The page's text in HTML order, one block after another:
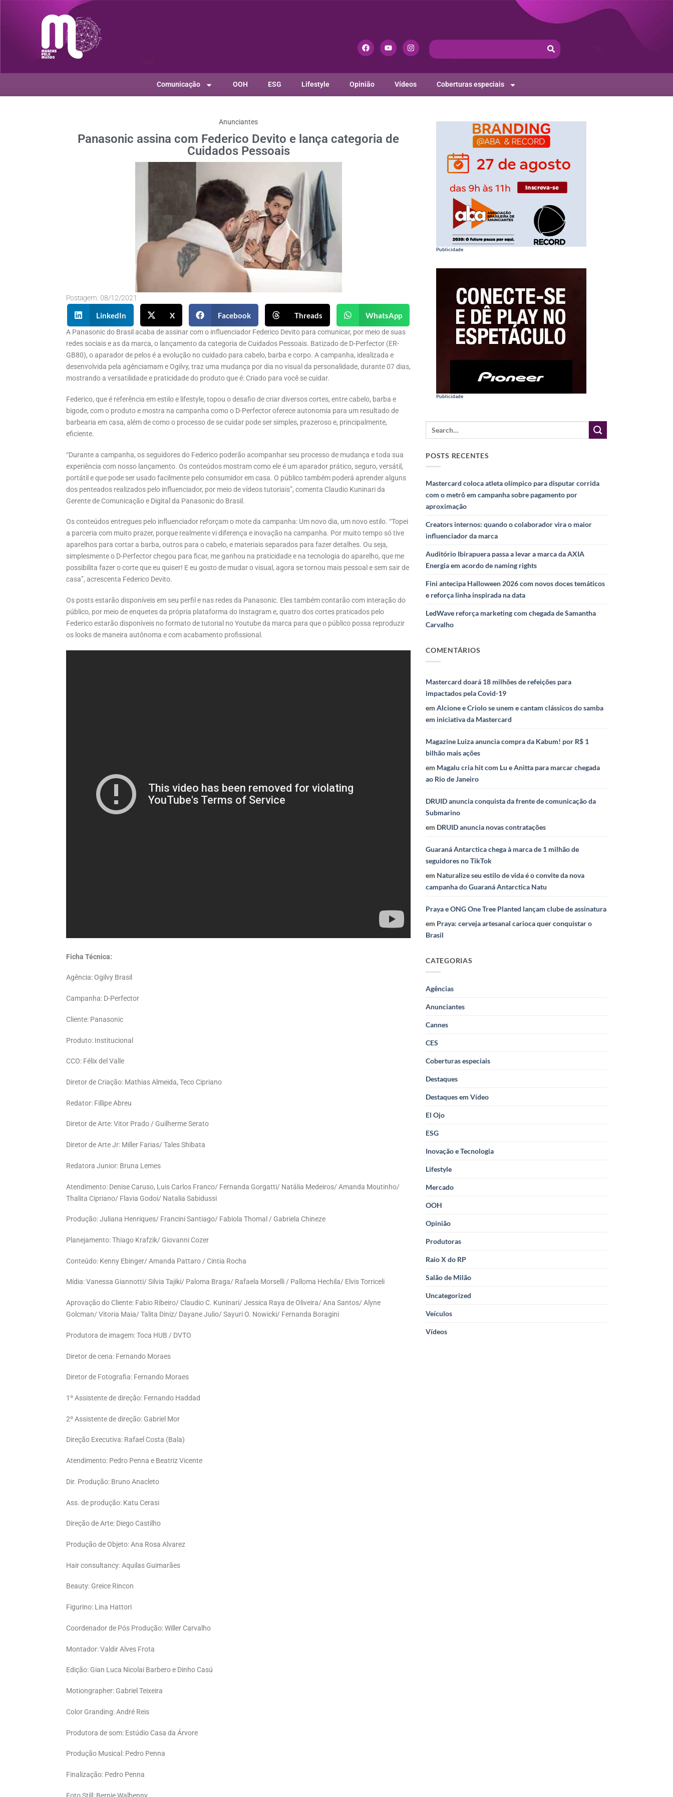
Comunicação OOH ESG Lifestyle Opinião Vídeos Coberturas especiais
Anunciantes
Panasonic assina com Federico Devito e lança categoria de
Cuidados Pessoais
Postagem: 08/12/2021
LinkedIn X Facebook Threads WhatsApp
A Panasonic do Brasil acaba de assinar com o influenciador Federico Devito para comunicar, por meio de suas
redes sociais e as da marca, o lançamento da categoria de Cuidados Pessoais. Batizado de D-Perfector (ER-
GB80), o aparador de pelos é a evolução no cuidado para cabelo, barba e corpo. A campanha, idealizada e
desenvolvida pela agênciamam e Ogilvy, traz uma mudança por dia no visual da personalidade, durante 07 dias,
mostrando a versatilidade e praticidade do produto que é: Criado para você se cuidar.
Federico, que é referência em estilo e lifestyle, topou o desafio de criar diversos cortes, entre cabelo, barba e
bigode, com o produto e mostra na campanha como o D-Perfector oferece autonomia para um resultado de
barbearia em casa, além de como o processo de se cuidar pode ser simples, prazeroso e, principalmente,
eficiente.
“Durante a campanha, os seguidores do Federico poderão acompanhar seu processo de mudança e toda sua
experiência com nosso lançamento. Os conteúdos mostram como ele é um aparador prático, seguro, versátil,
portátil e que pode ser usado facilmente pelo consumidor em casa. O público também poderá aprender alguns
dos penteados realizados pelo influenciador, por meio de vídeos tutoriais”, comenta Claudio Kuninari da
Gerente de Comunicação e Digital da Panasonic do Brasil.
Os conteúdos entregues pelo influenciador reforçam o mote da campanha: Um novo dia, um novo estilo. “Topei
a parceria com muito prazer, porque realmente vi diferença e inovação na campanha. Por muito tempo só tive
aparelhos para cortar a barba, outros para o cabelo, e materiais separados para fazer detalhes. Ou seja,
simplesmente o D-Perfector chegou para ficar, me ganhou na praticidade e na tecnologia do aparelho, que me
possibilita fazer o corte que eu quiser! E eu gosto de mudar o visual, agora se tornou mais pessoal e sem sair de
casa”, acrescenta Federico Devito.
Os posts estarão disponíveis em seu perfil e nas redes da Panasonic. Eles também contarão com interação do
público, por meio de enquetes da própria plataforma do Instagram e, quatro dos cortes praticados pelo
Federico estarão disponíveis no formato de tutorial no Youtube da marca para que o público possa reproduzir
os looks de maneira autônoma e com acabamento profissional.
Ficha Técnica:
Agência: Ogilvy Brasil
Campanha: D-Perfector
Cliente: Panasonic
Produto: Institucional
CCO: Félix del Valle
Diretor de Criação: Mathias Almeida, Teco Cipriano
Redator: Fillipe Abreu
Diretor de Arte: Vitor Prado / Guilherme Serato
Diretor de Arte Jr: Miller Farias/ Tales Shibata
Redatora Junior: Bruna Lemes
Atendimento: Denise Caruso, Luis Carlos Franco/ Fernanda Gorgatti/ Natália Medeiros/ Amanda Moutinho/
Thalita Cipriano/ Flavia Godoi/ Natalia Sabidussi
Produção: Juliana Henriques/ Francini Santiago/ Fabiola Thomal / Gabriela Chineze
Planejamento: Thiago Krafzik/ Giovanni Cozer
Conteúdo: Kenny Ebinger/ Amanda Pattaro / Cintia Rocha
Mídia: Vanessa Giannotti/ Silvia Tajiki/ Paloma Braga/ Rafaela Morselli / Palloma Hechila/ Elvis Torriceli
Aprovação do Cliente: Fabio Ribeiro/ Claudio C. Kuninari/ Jessica Raya de Oliveira/ Ana Santos/ Alyne
Golcman/ Vitoria Maia/ Talita Diniz/ Dayane Julio/ Sayuri O. Nowicki/ Fernanda Boragini
Produtora de imagem: Toca HUB / DVTO
Diretor de cena: Fernando Moraes
Diretor de Fotografia: Fernando Moraes
1º Assistente de direção: Fernando Haddad
2º Assistente de direção: Gabriel Mor
Direção Executiva: Rafael Costa (Bala)
Atendimento: Pedro Penna e Beatriz Vicente
Dir. Produção: Bruno Anacleto
Ass. de produção: Katu Cerasi
Direção de Arte: Diego Castilho
Produção de Objeto: Ana Rosa Alvarez
Hair consultancy: Aquilas Guimarães
Beauty: Greice Rincon
Figurino: Lina Hattori
Coordenador de Pós Produção: Willer Carvalho
Montador: Valdir Alves Frota
Edição: Gian Luca Nicolai Barbero e Dinho Casú
Motiongrapher: Gabriel Teixeira
Color Granding: André Reis
Produtora de som: Estúdio Casa da Árvore
Produção Musical: Pedro Penna
Finalização: Pedro Penna
Publicidade
Publicidade
POSTS RECENTES
Mastercard coloca atleta olímpico para disputar corrida
com o metrô em campanha sobre pagamento por
aproximação
Creators internos: quando o colaborador vira o maior
influenciador da marca
Auditório Ibirapuera passa a levar a marca da AXIA
Energia em acordo de naming rights
Fini antecipa Halloween 2026 com novos doces temáticos
e reforça linha inspirada na data
LedWave reforça marketing com chegada de Samantha
Carvalho
COMENTÁRIOS
Mastercard doará 18 milhões de refeições para
impactados pela Covid-19
emAlcione e Criolo se unem e cantam clássicos do samba
em iniciativa da Mastercard
Magazine Luiza anuncia compra da Kabum! por R$ 1
bilhão mais ações
em Magalu cria hit com Lu e Anitta para marcar chegada
ao Rio de Janeiro
DRUID anuncia conquista da frente de comunicação da
Submarino
em DRUID anuncia novas contratações
Guaraná Antarctica chega à marca de 1 milhão de
seguidores no TikTok
em Naturalize seu estilo de vida é o convite da nova
campanha do Guaraná Antarctica Natu
Praya e ONG One Tree Planted lançam clube de assinatura
em Praya: cerveja artesanal carioca quer conquistar o
Brasil
CATEGORIAS
Agências
Anunciantes
Cannes
CES
Coberturas especiais
Destaques
Destaques em Vídeo
El Ojo
ESG
Inovação e Tecnologia
Lifestyle
Mercado
OOH
Opinião
Produtoras
Raio X do RP
Salão de Milão
Uncategorized
Veículos
Vídeos